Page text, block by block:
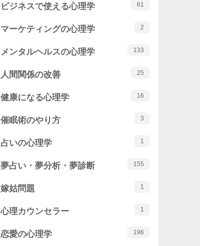
ビジネスで使える心理学 61
マーケティングの心理学 2
メンタルヘルスの心理学 133
人間関係の改善 25
健康になる心理学 16
催眠術のやり方 3
占いの心理学 1
夢占い・夢分析・夢診断 155
嫁姑問題 1
心理カウンセラー 1
恋愛の心理学 196